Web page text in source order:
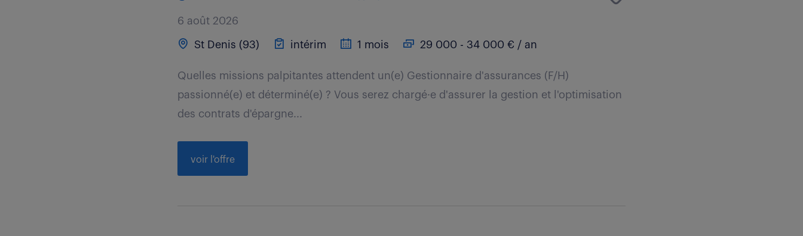
6 août 2026
St Denis (93) intérim 1 mois 29 000 - 34 000 € / an
Quelles missions palpitantes attendent un(e) Gestionnaire d'assurances (F/H)
passionné(e) et déterminé(e) ? Vous serez chargé·e d'assurer la gestion et l'optimisation
des contrats d'épargne...
voir l'offre